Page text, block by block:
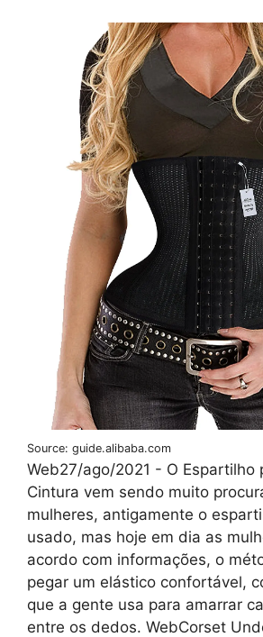
Source: guide.alibaba.com
Web27/ago/2021 - O Espartilho
Cintura vem sendo muito
mulheres, antigamente o
usado, mas hoje em dia as
acordo com informações, o
pegar um elástico confortável,
que a gente usa para amarrar
entre os dedos. WebCorset